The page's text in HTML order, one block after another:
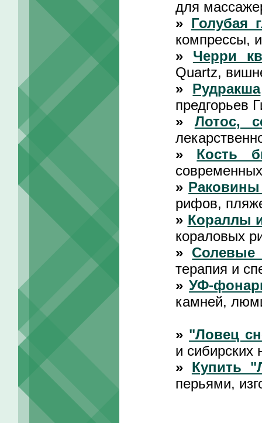
для
» Голубая
компрессы,
»
Черри
Quartz,
»
Рудракша
предгорьев
»
Лотос,
»
Кость
»
рифов,
» Кораллы
кораловых
»
терапия и
» УФ-
камней,
» "Ловец
и сибирских
» Купить
перьями,